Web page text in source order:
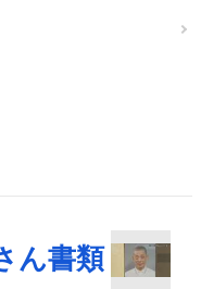
ん書類